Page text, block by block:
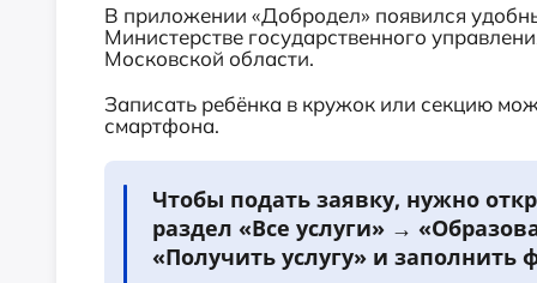
В приложении «Добродел» появился
Министерстве государственного
Московской области.
Записать ребёнка в кружок или секцию
смартфона.
Чтобы подать заявку, нужно
раздел «Все услуги» →
«Получить услугу» и заполнить